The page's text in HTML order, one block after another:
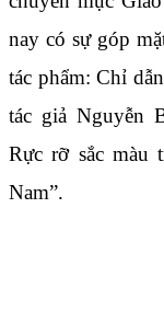
nay có sự góp
tác phẩm: Chỉ
tác giả Nguyễn
Rực rỡ sắc màu
Nam”.